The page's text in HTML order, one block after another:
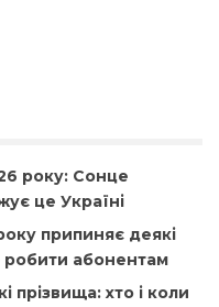
року: Сонце
це Україні
припиняє деякі
робити абонентам
прізвища: хто і коли